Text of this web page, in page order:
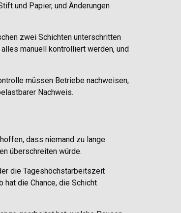
und Papier, und Änderungen
zwei Schichten unterschritten
manuell kontrolliert werden, und
müssen Betriebe nachweisen,
Nachweis.
dass niemand zu lange
überschreiten würde.
die Tageshöchstarbeitszeit
die Chance, die Schicht